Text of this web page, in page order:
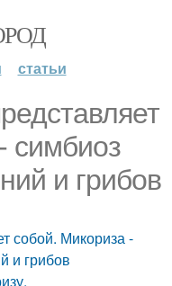
статьи
симбиоз
и грибов
собой. Микориза -
и грибов